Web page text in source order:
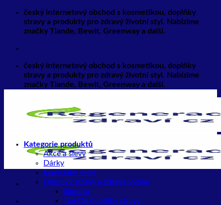
Přeskočit
obsah
český internetový obchod s kosmetikou, doplňky
stravy a produkty pro zdravý životní styl. Nabízíme
značky Tiande, Bewit, Greenway a další.
český internetový obchod s kosmetikou, doplňky
stravy a produkty pro zdravý životní styl. Nabízíme
značky Tiande, Bewit, Greenway a další.
Kategorie produktů
Akce a slevy
Dárky
Esenciální oleje
Doplňky stravy a zdravá výživa
Imunita
TianDe doplňky stravy